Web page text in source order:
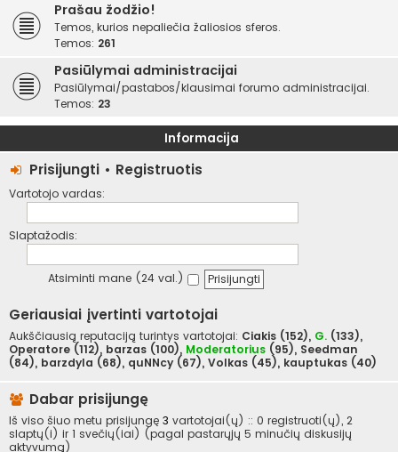
Prašau žodžio!
Temos, kurios nepaliečia žaliosios sferos.
Temos: 261
Pasiūlymai administracijai
Pasiūlymai/pastabos/klausimai forumo administracijai.
Temos: 23
Informacija
Prisijungti • Registruotis
Vartotojo vardas:
Slaptažodis:
Atsiminti mane (24 val.)
Geriausiai įvertinti vartotojai
Aukščiausią reputaciją turintys vartotojai: Ciakis (152), G. (133),
Operatore (112), barzas (100), Moderatorius (95), Seedman
(84), barzdyla (68), quNNcy (67), Volkas (45), kauptukas (40)
Dabar prisijungę
Iš viso šiuo metu prisijungę 3 vartotojai(ų) :: 0 registruoti(ų), 2
slaptų(i) ir 1 svečių(iai) (pagal pastarųjų 5 minučių diskusijų
aktyvumą)